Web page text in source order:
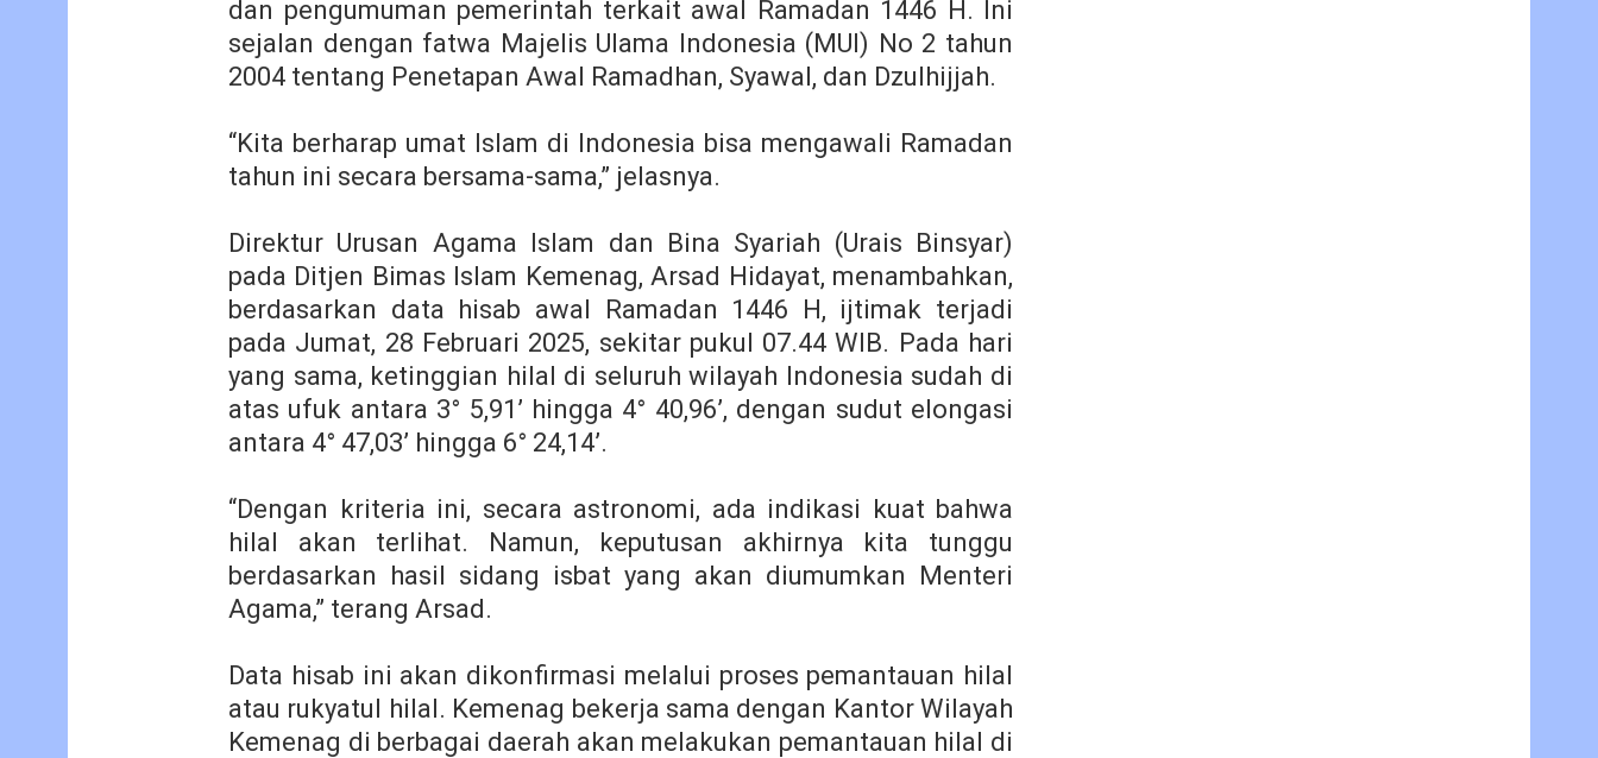
dan pengumuman pemerintah terkait awal Ramadan 1446 H. Ini
sejalan dengan fatwa Majelis Ulama Indonesia (MUI) No 2 tahun
2004 tentang Penetapan Awal Ramadhan, Syawal, dan Dzulhijjah.
“Kita berharap umat Islam di Indonesia bisa mengawali Ramadan
tahun ini secara bersama-sama,” jelasnya.
Direktur Urusan Agama Islam dan Bina Syariah (Urais Binsyar)
pada Ditjen Bimas Islam Kemenag, Arsad Hidayat, menambahkan,
berdasarkan data hisab awal Ramadan 1446 H, ijtimak terjadi
pada Jumat, 28 Februari 2025, sekitar pukul 07.44 WIB. Pada hari
yang sama, ketinggian hilal di seluruh wilayah Indonesia sudah di
atas ufuk antara 3° 5,91’ hingga 4° 40,96’, dengan sudut elongasi
antara 4° 47,03’ hingga 6° 24,14’.
“Dengan kriteria ini, secara astronomi, ada indikasi kuat bahwa
hilal akan terlihat. Namun, keputusan akhirnya kita tunggu
berdasarkan hasil sidang isbat yang akan diumumkan Menteri
Agama,” terang Arsad.
Data hisab ini akan dikonfirmasi melalui proses pemantauan hilal
atau rukyatul hilal. Kemenag bekerja sama dengan Kantor Wilayah
Kemenag di berbagai daerah akan melakukan pemantauan hilal di